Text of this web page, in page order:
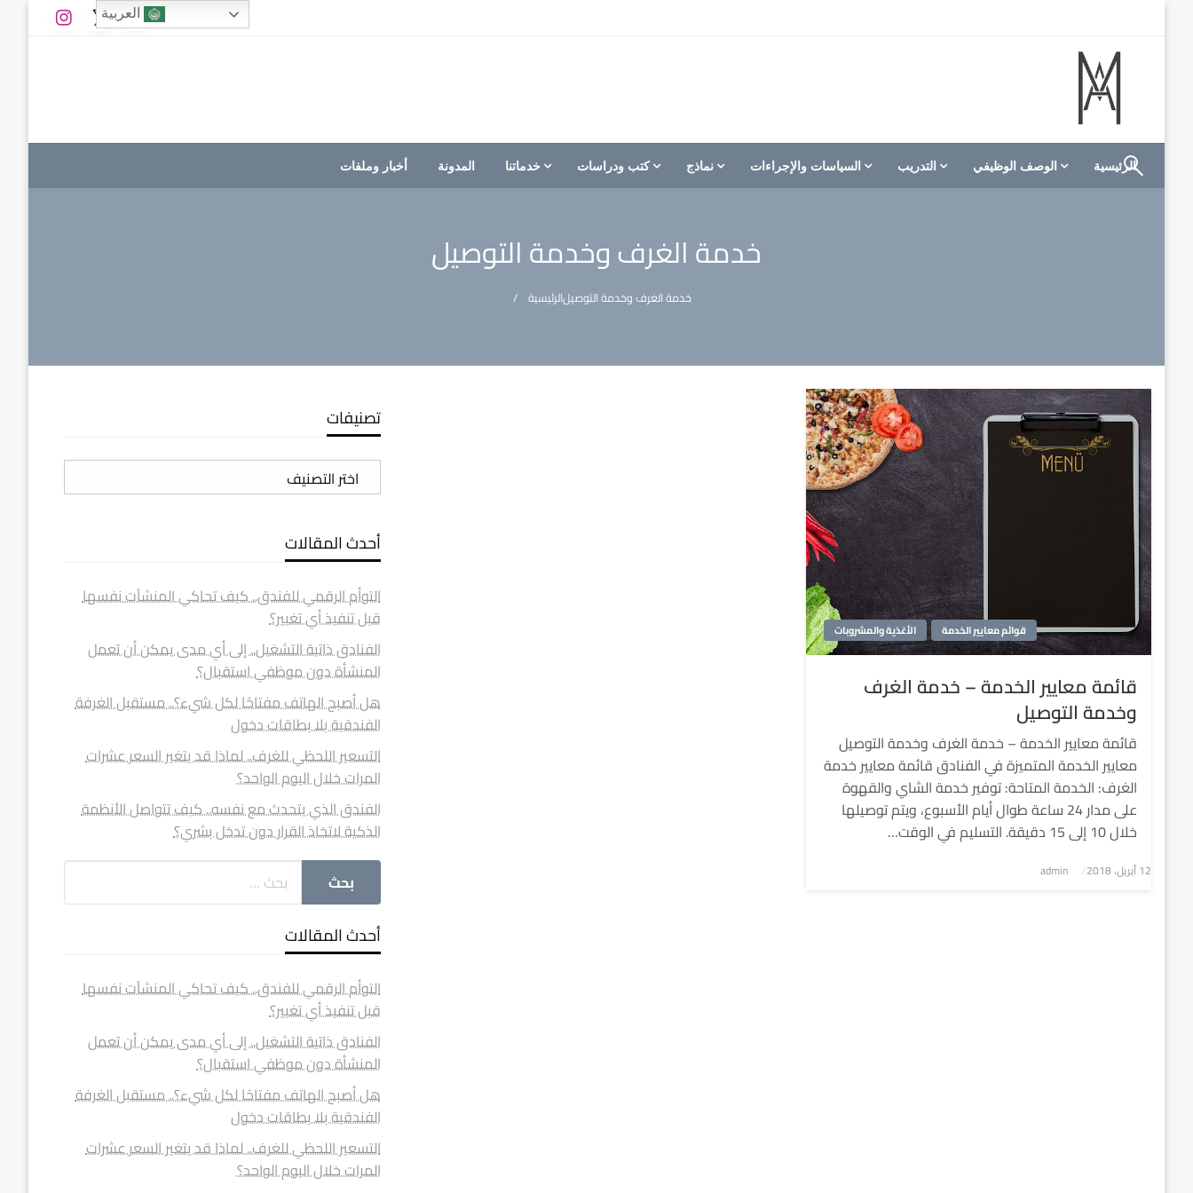
M A hotels | إم ايه هوتيلز
الموقع الأول للعاملين في الفنادق في العالم العربي
الرئيسية الوصف الوظيفي التدريب السياسات والإجراءات نماذج كتب ودراسات خدماتنا المدونة أخبار وملفات
خدمة الغرف وخدمة التوصيل
الرئيسيةخدمة الغرف وخدمة التوصيل
الأغذية والمشروبات قوائم معايير الخدمة
قائمة معايير الخدمة – خدمة الغرف
وخدمة التوصيل
قائمة معايير الخدمة – خدمة الغرف وخدمة التوصيل
معايير الخدمة المتميزة في الفنادق قائمة معايير خدمة
الغرف: الخدمة المتاحة: توفير خدمة الشاي والقهوة
على مدار 24 ساعة طوال أيام الأسبوع، ويتم توصيلها
خلال 10 إلى 15 دقيقة. التسليم في الوقت…
نُشر
12 أبريل، 2018 admin
تصنيفات
تصنيفات
أحدث المقالات
التوأم الرقمي للفندق.. كيف تحاكي المنشآت نفسها
قبل تنفيذ أي تغيير؟
الفنادق ذاتية التشغيل.. إلى أي مدى يمكن أن تعمل
المنشأة دون موظفي استقبال؟
هل أصبح الهاتف مفتاحًا لكل شيء؟.. مستقبل الغرفة
الفندقية بلا بطاقات دخول
التسعير اللحظي للغرف.. لماذا قد يتغير السعر عشرات
المرات خلال اليوم الواحد؟
الفندق الذي يتحدث مع نفسه.. كيف تتواصل الأنظمة
الذكية لاتخاذ القرار دون تدخل بشري؟
أحدث المقالات
التوأم الرقمي للفندق.. كيف تحاكي المنشآت نفسها
قبل تنفيذ أي تغيير؟
الفنادق ذاتية التشغيل.. إلى أي مدى يمكن أن تعمل
المنشأة دون موظفي استقبال؟
هل أصبح الهاتف مفتاحًا لكل شيء؟.. مستقبل الغرفة
الفندقية بلا بطاقات دخول
التسعير اللحظي للغرف.. لماذا قد يتغير السعر عشرات
المرات خلال اليوم الواحد؟
العربية